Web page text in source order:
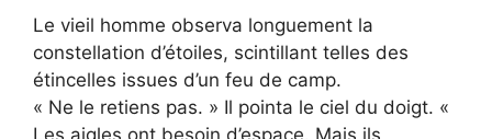
Le vieil homme observa longuement la
constellation d’étoiles, scintillant telles des
étincelles issues d’un feu de camp.
« Ne le retiens pas. » Il pointa le ciel du doigt. «